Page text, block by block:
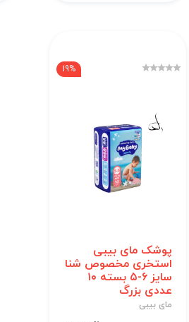
19%
پوشک مای بیبی
استخری مخصوص شنا
سایز ۶-۵ بسته ۱۰
عددی بزرگ
مای بیبی